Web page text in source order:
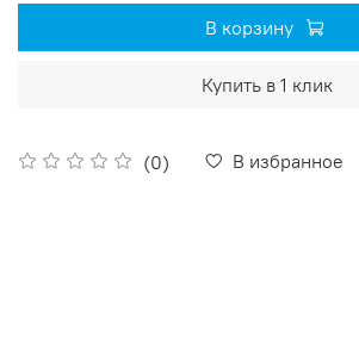
(0) В избранное
В корзину
Купить в 1 клик